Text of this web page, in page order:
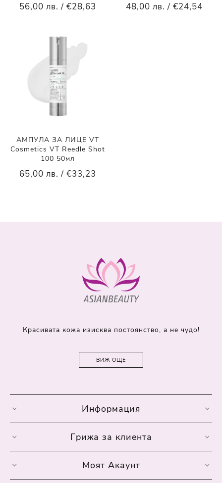
56,00 лв. / €28,63 48,00 лв. / €24,54
АМПУЛА ЗА ЛИЦЕ VT
Cosmetics VT Reedle Shot
100 50мл
65,00 лв. / €33,23
Красивата кожа изисква постоянство, а не чудо!
ВИЖ ОЩЕ
Информация
Грижа за клиента
Моят Акаунт